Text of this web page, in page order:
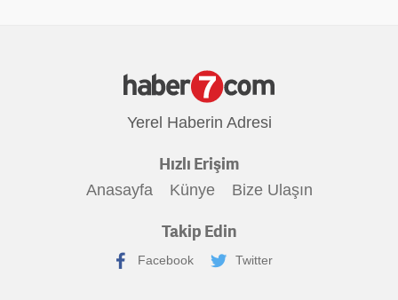
Yerel Haberin Adresi
Hızlı Erişim
Anasayfa Künye Bize Ulaşın
Takip Edin
Facebook Twitter